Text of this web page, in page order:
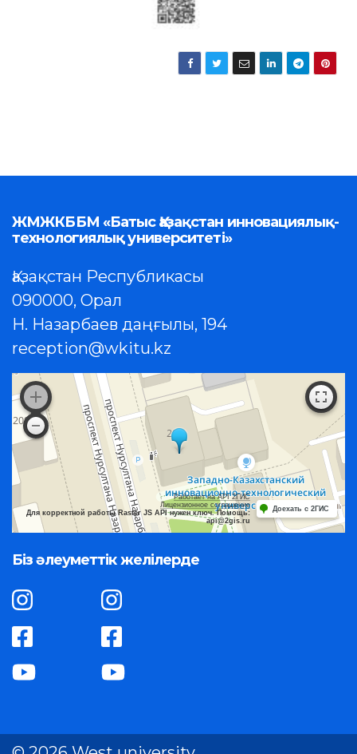
ЖМЖКББМ «Батыс Қазақстан инновациялық-
технологиялық университеті»
Қазақстан Республикасы
090000, Орал
Н. Назарбаев даңғылы, 194
reception@wkitu.kz
Работает на API 2ГИС
Лицензионное соглашение
Для корректной работы Raster JS API нужен ключ. Помощь:
api@2gis.ru
Доехать с 2ГИС
Біз әлеуметтік желілерде